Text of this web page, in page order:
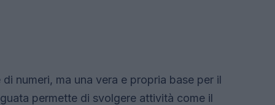
numeri, ma una vera e propria base per il
permette di svolgere attività come il